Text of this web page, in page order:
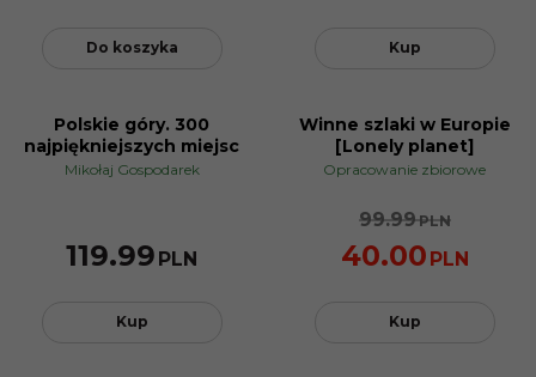
Do koszyka Kup
Polskie góry. 300
najpiękniejszych miejsc
Mikołaj Gospodarek
119.99 PLN
Kup
PROMOCJA
Winne szlaki w Europie
[Lonely planet]
Opracowanie zbiorowe
99.99PLN
40.00 PLN
Kup